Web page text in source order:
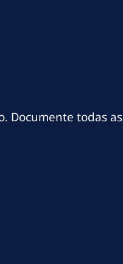
Documente todas as